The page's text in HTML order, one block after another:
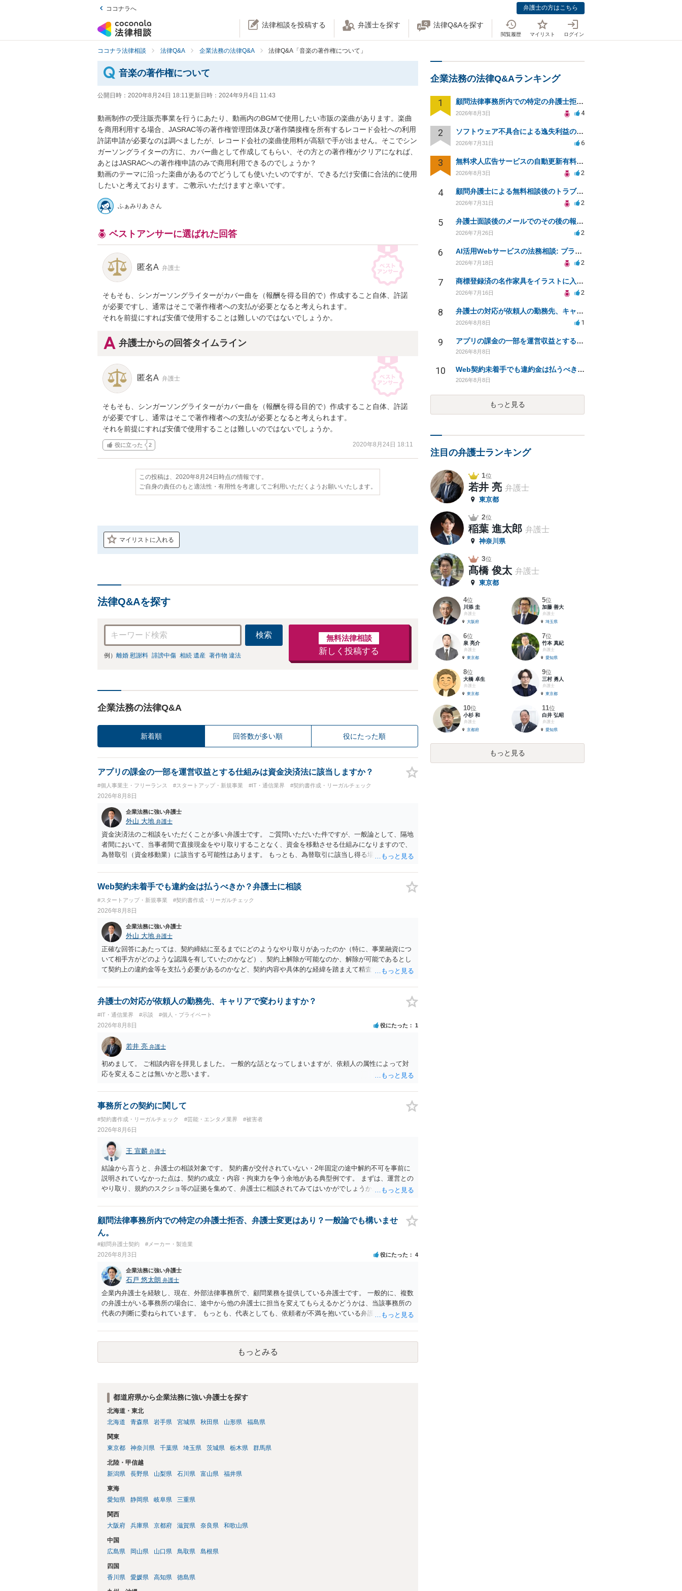
ココナラへ 弁護士の方はこちら
法律相談を投稿する 弁護士を探す 法律Q&Aを探す
閲覧履歴 マイリスト ログイン
ココナラ法律相談 法律Q&A 企業法務の法律Q&A 法律Q&A「音楽の著作権について」
音楽の著作権について
公開日時： 2020年8月24日 18:11更新日時： 2024年9月4日 11:43
動画制作の受注販売事業を行うにあたり、動画内のBGMで使用したい市販の楽曲があります。楽曲
を商用利用する場合、JASRAC等の著作権管理団体及び著作隣接権を所有するレコード会社への利用
許諾申請が必要なのは調べましたが、レコード会社の楽曲使用料が高額で手が出ません。そこでシン
ガーソングライターの方に、カバー曲として作成してもらい、その方との著作権がクリアになれば、
あとはJASRACへの著作権申請のみで商用利用できるのでしょうか？
動画のテーマに沿った楽曲があるのでどうしても使いたいのですが、できるだけ安価に合法的に使用
したいと考えております。ご教示いただけますと幸いです。
ふぁみりあ さん
ベストアンサーに選ばれた回答
匿名A 弁護士
そもそも、シンガーソングライターがカバー曲を（報酬を得る目的で）作成すること自体、許諾
が必要ですし、通常はそこで著作権者への支払が必要となると考えられます。
それを前提にすれば安価で使用することは難しいのではないでしょうか。
弁護士からの回答タイムライン
匿名A 弁護士
そもそも、シンガーソングライターがカバー曲を（報酬を得る目的で）作成すること自体、許諾
が必要ですし、通常はそこで著作権者への支払が必要となると考えられます。
それを前提にすれば安価で使用することは難しいのではないでしょうか。
役に立った 2 2020年8月24日 18:11
この投稿は、2020年8月24日時点の情報です。
ご自身の責任のもと適法性・有用性を考慮してご利用いただくようお願いいたします。
マイリストに入れる
法律Q&Aを探す
検索
例） 離婚 慰謝料 誹謗中傷 相続 遺産 著作物 違法
無料法律相談
新しく投稿する
企業法務の法律Q&A
新着順 回答数が多い順 役にたった順
アプリの課金の一部を運営収益とする仕組みは資金決済法に該当しますか？
#個人事業主・フリーランス #スタートアップ・新規事業 #IT・通信業界 #契約書作成・リーガルチェック
2026年8月8日
企業法務に強い弁護士
外山 大地 弁護士
資金決済法のご相談をいただくことが多い弁護士です。 ご質問いただいた件ですが、一般論として、隔地
者間において、当事者間で直接現金をやり取りすることなく、資金を移動させる仕組みになりますので、
為替取引（資金移動業）に該当する可能性はあります。 もっとも、為替取引に該当し得る場合であって
に「利用者から資金を受け取り、寄付団体に送金する」という資金の流れだけで判断することはできず、
アプリの仕組みが利用者と寄付団体をつなぐプラットフォームとしてどのように位置付けられるのか、利
れているのかなど、具体的なサービスの座組を踏まえて検討する必要があります。 そのため、現在検討さ
れているアプリについて、資金移動業に該当する可能性があるか、また、該当する場合にどのようなサー
ビス設計にすれば資金移動業に該当しない形（収納代行など）で運用できるかについては、具体的なサー
ビスの仕組みを確認した上で、個別に弁護士へご相談いただくことをお勧めいたします。
Web契約未着手でも違約金は払うべきか？弁護士に相談
#スタートアップ・新規事業 #契約書作成・リーガルチェック
2026年8月8日
企業法務に強い弁護士
外山 大地 弁護士
正確な回答にあたっては、契約締結に至るまでにどのようなやり取りがあったのか（特に、事業融資につ
いて相手方がどのような認識を有していたのかなど）、契約上解除が可能なのか、解除が可能であるとし
て契約上の違約金等を支払う必要があるのかなど、契約内容や具体的な経緯を踏まえて精査する必要がご
検討いただければと存じます。
弁護士の対応が依頼人の勤務先、キャリアで変わりますか？
#IT・通信業界 #示談 #個人・プライベート
2026年8月8日 役にたった 1
若井 亮 弁護士
初めまして。 ご相談内容を拝見しました。 一般的な話となってしまいますが、依頼人の属性によって対
応を変えることは無いかと思います。
事務所との契約に関して
#契約書作成・リーガルチェック #芸能・エンタメ業界 #被害者
2026年8月6日
王 宣麟 弁護士
結論から言うと、弁護士の相談対象です。 契約書が交付されていない・2年固定の途中解約不可を事前に
説明されていなかった点は、契約の成立・内容・拘束力を争う余地がある典型例です。 まずは、運営との
やり取り、規約のスクショ等の証拠を集めて、弁護士に相談されてみてはいかがでしょうか。 また同時並
顧問法律事務所内での特定の弁護士拒否、弁護士変更はあり？一般論でも構いませ
ん。
#顧問弁護士契約 #メーカー・製造業
2026年8月3日 役にたった 4
企業法務に強い弁護士
石戸 悠太朗 弁護士
企業内弁護士を経験し、現在、外部法律事務所で、顧問業務を提供している弁護士です。 一般的に、複数
の弁護士がいる事務所の場合に、途中から他の弁護士に担当を変えてもらえるかどうかは、当該事務所の
代表の判断に委ねられています。 もっとも、代表としても、依頼者が不満を抱いている弁護士を担当にす
れない場合は、他の弁護士の担当案件が一般で担当を変えられないなどの事情があるかと思います。 担当
弁護士が変わらず、仕事内容も改善されない場合には、決済権限を持つ上司に相談し、顧問契約自体を見
もっとみる
都道府県から企業法務に強い弁護士を探す
北海道・東北
北海道
青森県 岩手県 宮城県 秋田県 山形県 福島県
関東
東京都
神奈川県 千葉県 埼玉県 茨城県 栃木県 群馬県
北陸・甲信越
新潟県
長野県 山梨県 石川県 富山県 福井県
東海
愛知県
静岡県 岐阜県 三重県
関西
大阪府
兵庫県 京都府 滋賀県 奈良県 和歌山県
中国
広島県
岡山県 山口県 鳥取県 島根県
四国
香川県
愛媛県 高知県 徳島県
企業法務の法律Q&Aランキング
1 顧問法律事務所内での特定の弁護士拒否、弁護士変更はあり？一般論でも構いません。
2026年8月3日 4
2 ソフトウェア不具合による逸失利益の損害賠償対応について相談
2026年7月31日 6
3 無料求人広告サービスの自動更新有料化に関する法的対策は？
2026年8月3日 2
4 顧問弁護士による無料相談後のトラブルを防ぐ契約は？
2026年7月31日 2
5 弁護士面談後のメールでのその後の報告は無料になるが、弁護士として興味ありますか？
2026年7月26日 2
6 AI活用Webサービスの法務相談: プライバシーや未成年対応など
2026年7月18日 2
7 商標登録済の名作家具をイラストに入れて販売するのは違法でしょうか
2026年7月16日 2
8 弁護士の対応が依頼人の勤務先、キャリアで変わりますか？
2026年8月8日 1
9 アプリの課金の一部を運営収益とする仕組みは資金決済法に該当しますか？
2026年8月8日
10 Web契約未着手でも違約金は払うべきか？弁護士に相談
2026年8月8日
もっと見る
注目の弁護士ランキング
1位
若井 亮 弁護士
東京都
2位
稲葉 進太郎 弁護士
神奈川県
3位
髙橋 俊太 弁護士
東京都
4位
川添 圭
弁護士
大阪府
5位
加藤 善大
弁護士
埼玉県
6位
泉 亮介
弁護士
東京都
7位
竹本 真紀
弁護士
愛知県
8位
大橋 卓生
弁護士
東京都
9位
三村 勇人
弁護士
東京都
10位
小杉 和
弁護士
京都府
11位
白井 弘昭
弁護士
愛知県
もっと見る